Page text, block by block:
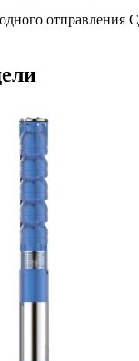
отправления